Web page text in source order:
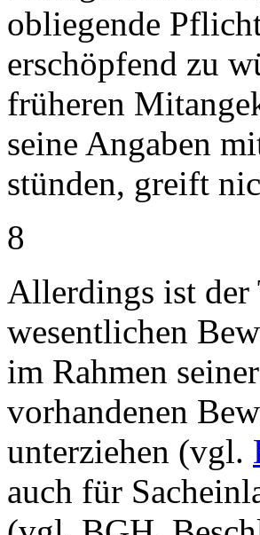
obliegende
erschöpfend zu
früheren
seine Angaben
stünden, greift
8
Allerdings ist der
wesentlichen
im Rahmen
vorhandenen
unterziehen (vgl.
auch für